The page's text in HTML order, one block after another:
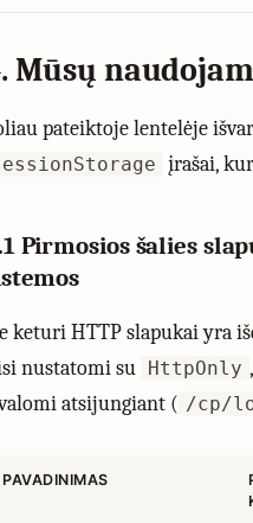
Mūsų
pateiktoje lentelėje
įrašai,
Pirmosios šalies
keturi HTTP slapukai yra
nustatomi su HttpOnly ,
atsijungiant ( /cp/
PAVADINIMAS